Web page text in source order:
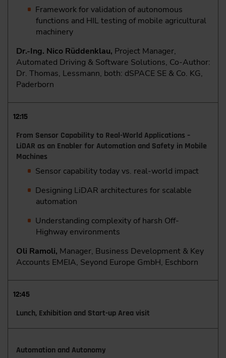
Framework for validation of autonomous
functions and HIL testing of mobile agricultural
machinery
Dr.-Ing. Nico Rüddenklau, Project Manager,
Automated Driving & Software Solutions, Co-Author:
Dr. Thomas, Lessmann, both: dSPACE SE & Co. KG,
Paderborn
12:15
From Sensor Capability to Real-World Applications –
LiDAR as an Enabler for Automation and Safety in Mobile
Machines
Sensor capability today vs. real-world impact
Designing LiDAR architectures for scalable
automation
Understanding complexity of harsh Off-
Highway environments
Oli Ramoli, Manager, Business Development & Key
Accounts EMEIA, Seyond Europe GmbH, Eschborn
12:45
Lunch, Exhibition and Start-up Area visit
Automation and Autonomy